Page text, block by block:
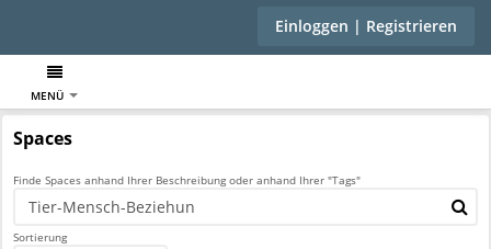
Einloggen | Registrieren
MENÜ
Spaces
Finde Spaces anhand Ihrer Beschreibung oder anhand Ihrer "Tags"
Sortierung